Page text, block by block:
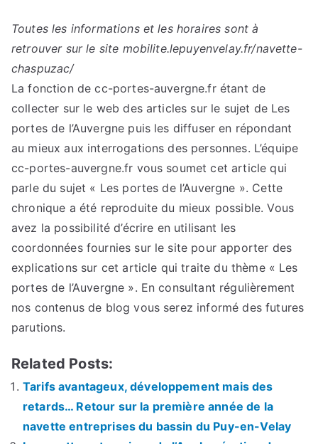
Toutes les informations et les horaires sont à
retrouver sur le site mobilite.lepuyenvelay.fr/navette-
chaspuzac/
La fonction de cc-portes-auvergne.fr étant de
collecter sur le web des articles sur le sujet de Les
portes de l’Auvergne puis les diffuser en répondant
au mieux aux interrogations des personnes. L’équipe
cc-portes-auvergne.fr vous soumet cet article qui
parle du sujet « Les portes de l’Auvergne ». Cette
chronique a été reproduite du mieux possible. Vous
avez la possibilité d’écrire en utilisant les
coordonnées fournies sur le site pour apporter des
explications sur cet article qui traite du thème « Les
portes de l’Auvergne ». En consultant régulièrement
nos contenus de blog vous serez informé des futures
parutions.
Related Posts:
Tarifs avantageux, développement mais des
retards… Retour sur la première année de la
navette entreprises du bassin du Puy-en-Velay